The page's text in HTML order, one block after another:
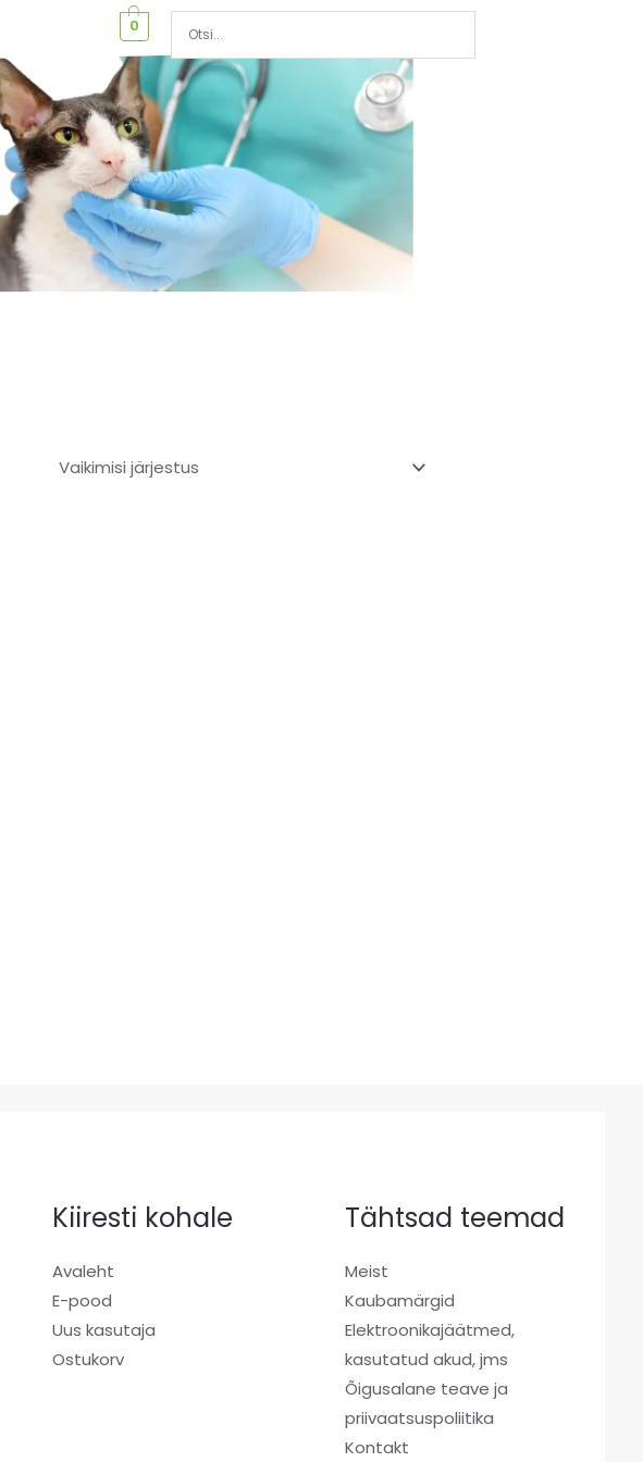
0
Kiiresti kohale
Avaleht
E-pood
Uus kasutaja
Ostukorv
Tähtsad teemad
Meist
Kaubamärgid
Elektroonikajäätmed,
kasutatud akud, jms
Õigusalane teave ja
priivaatsuspoliitika
Kontakt